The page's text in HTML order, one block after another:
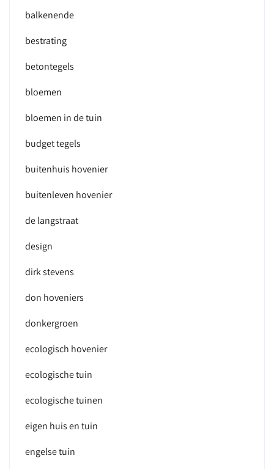
balkenende
bestrating
betontegels
bloemen
bloemen in de tuin
budget tegels
buitenhuis hovenier
buitenleven hovenier
de langstraat
design
dirk stevens
don hoveniers
donkergroen
ecologisch hovenier
ecologische tuin
ecologische tuinen
eigen huis en tuin
engelse tuin